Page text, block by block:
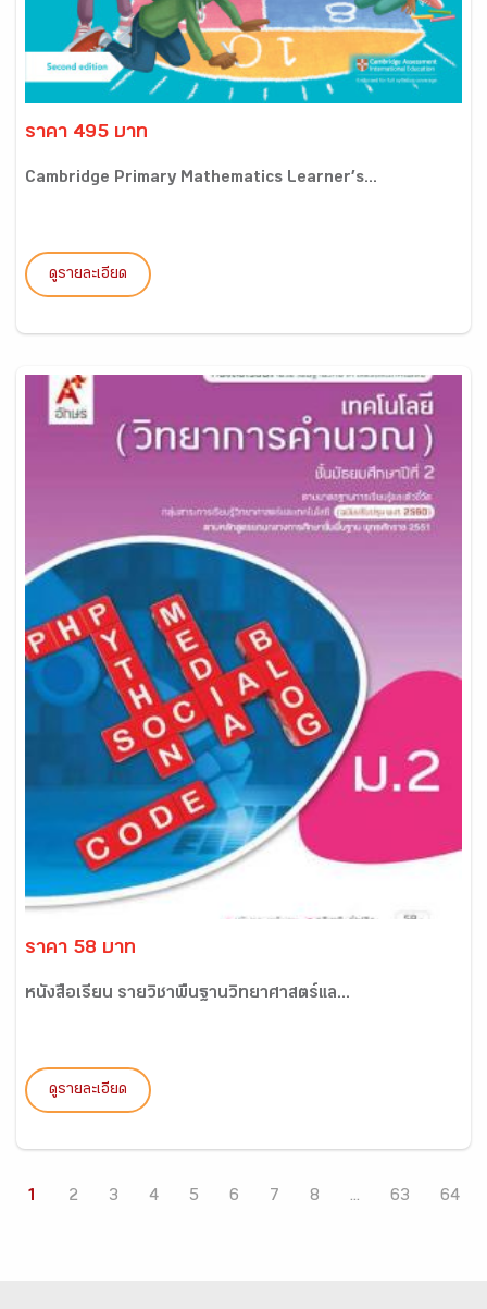
ราคา 495 บาท
Cambridge Primary Mathematics Learner’s...
ดูรายละเอียด
ราคา 58 บาท
หนังสือเรียน รายวิชาพื้นฐานวิทยาศาสตร์แล...
ดูรายละเอียด
1 2 3 4 5 6 7 8 ... 63 64